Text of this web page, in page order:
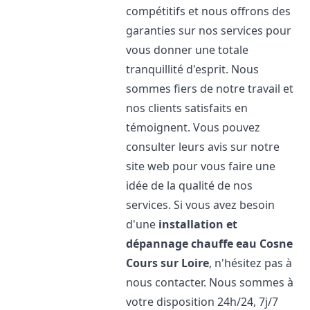
compétitifs et nous offrons des
garanties sur nos services pour
vous donner une totale
tranquillité d'esprit. Nous
sommes fiers de notre travail et
nos clients satisfaits en
témoignent. Vous pouvez
consulter leurs avis sur notre
site web pour vous faire une
idée de la qualité de nos
services. Si vous avez besoin
d'une installation et
dépannage chauffe eau Cosne
Cours sur Loire, n'hésitez pas à
nous contacter. Nous sommes à
votre disposition 24h/24, 7j/7